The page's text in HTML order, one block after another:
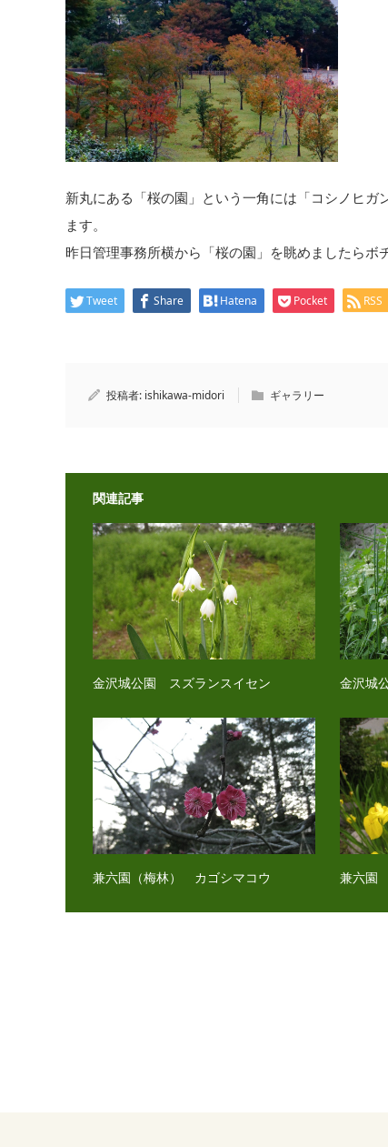
新丸にある「桜の園」という一角には「コシノヒ
ます。
昨日管理事務所横から「桜の園」を眺めましたらボ
Tweet Share Hatena Pocket RSS
投稿者: ishikawa-midori ギャラリー
関連記事
金沢城公園 スズランスイセン 金沢城
兼六園（梅林） カゴシマコウ 兼六園